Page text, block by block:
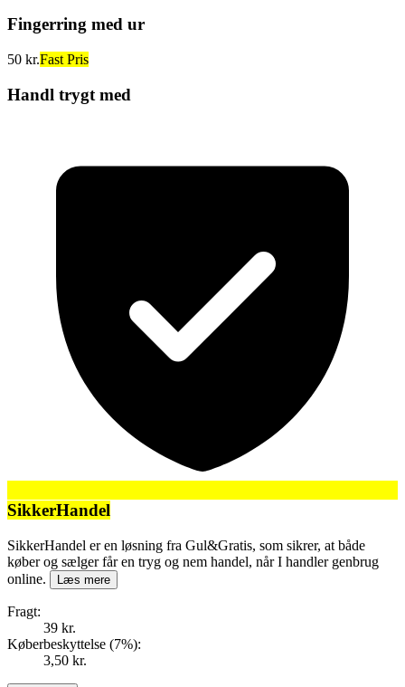
Fingerring med ur
50 kr.Fast Pris
Handl trygt med
SikkerHandel
SikkerHandel er en løsning fra Gul&Gratis, som sikrer, at både
køber og sælger får en tryg og nem handel, når I handler genbrug
online.
Læs mere
Fragt:
39 kr.
Køberbeskyttelse (7%):
3,50 kr.